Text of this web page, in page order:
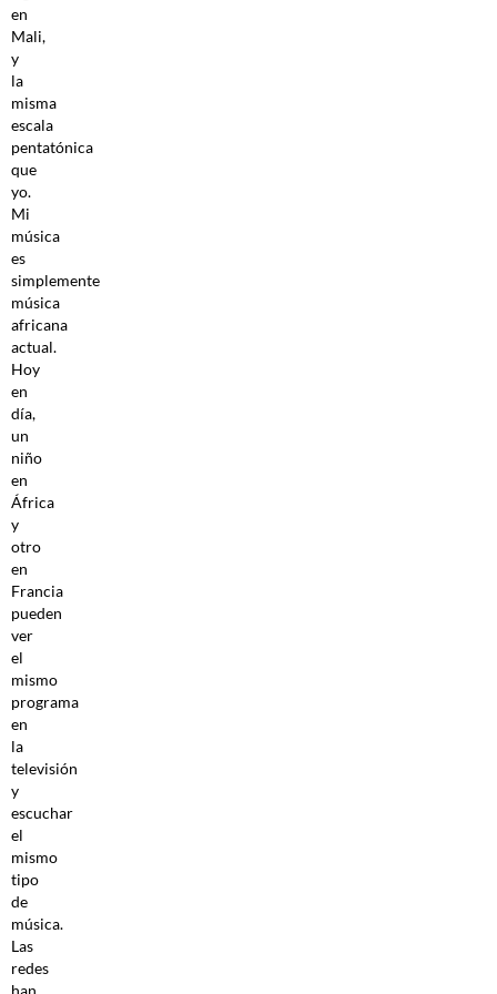
en
Mali,
y
la
misma
escala
pentatónica
que
yo.
Mi
música
es
simplemente
música
africana
actual.
Hoy
en
día,
un
niño
en
África
y
otro
en
Francia
pueden
ver
el
mismo
programa
en
la
televisión
y
escuchar
el
mismo
tipo
de
música.
Las
redes